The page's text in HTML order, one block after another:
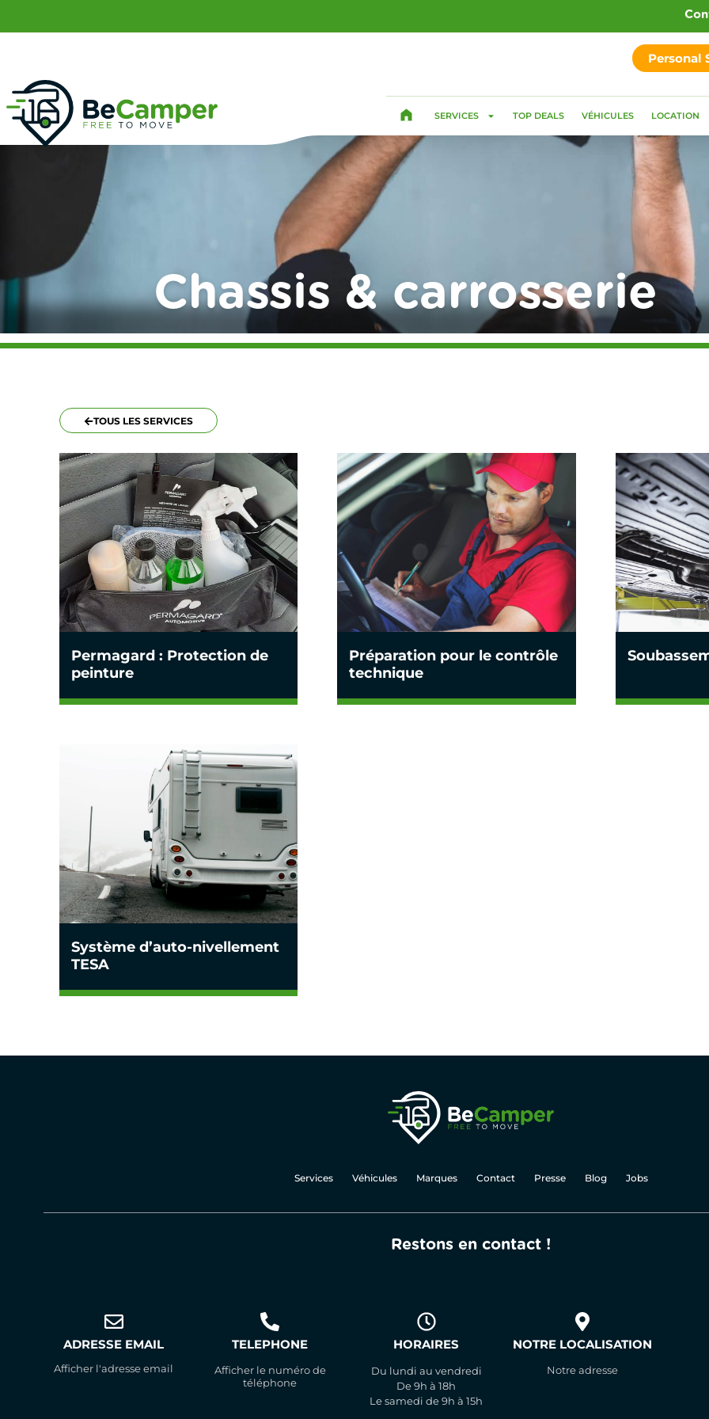
Personal
SERVICES TOP DEALS VÉHICULES LOCATION
Chassis & carrosserie
TOUS LES SERVICES
Permagard : Protection de
peinture
Préparation pour le contrôle
technique
Système d’auto-nivellement
TESA
Services Véhicules Marques Contact Presse Blog Jobs
Restons en contact !
ADRESSE EMAIL
Afficher l'adresse email
TELEPHONE
Afficher le numéro de
téléphone
HORAIRES
Du lundi au vendredi
De 9h à 18h
Le samedi de 9h à 15h
NOTRE LOCALISATION
Notre adresse